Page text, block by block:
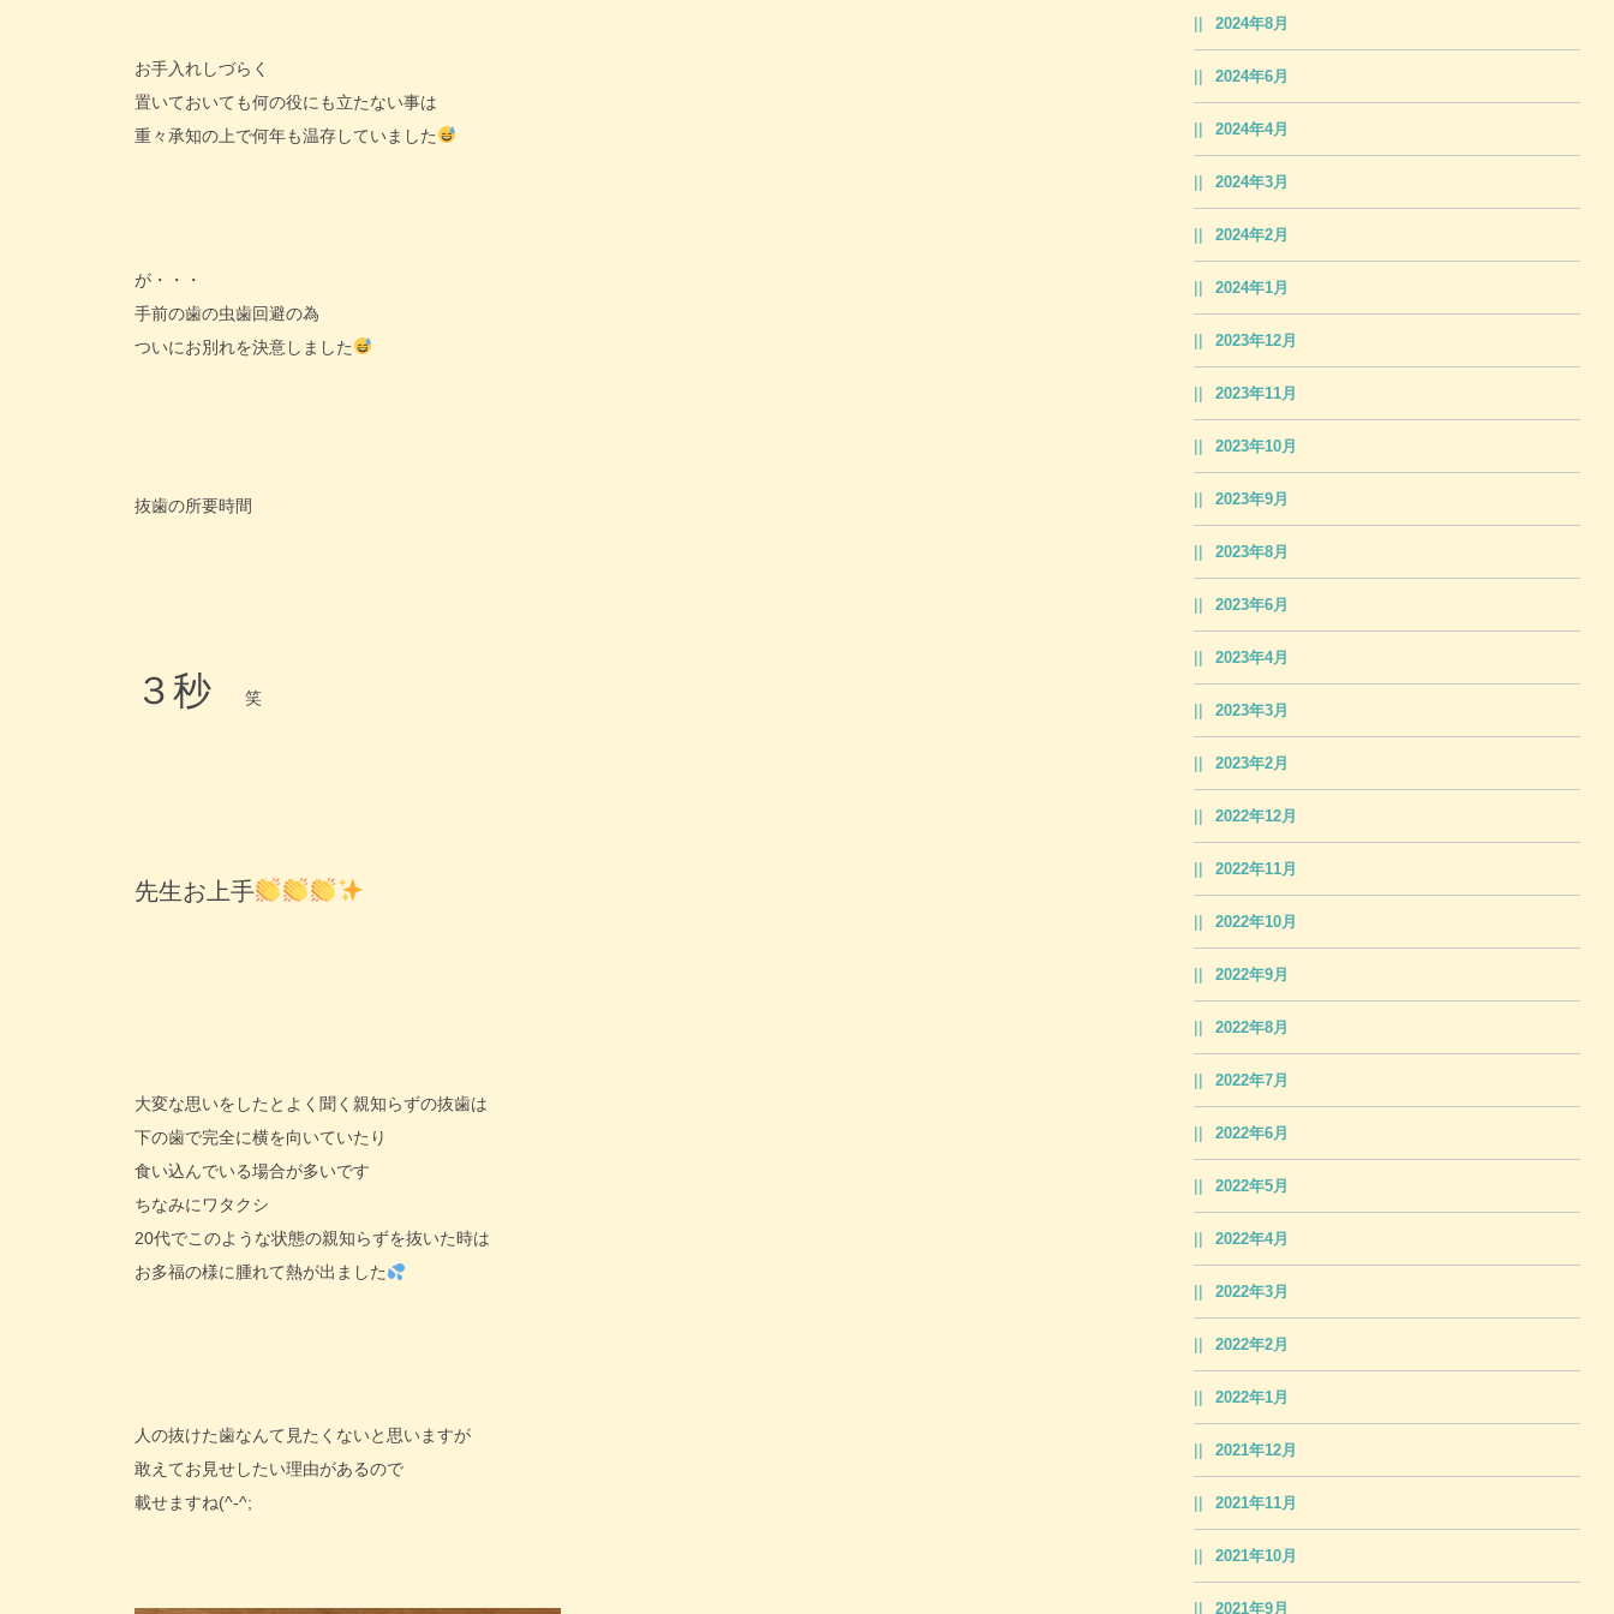
お手入れしづらく
置いておいても何の役にも立たない事は
重々承知の上で何年も温存していました
が・・・
手前の歯の虫歯回避の為
ついにお別れを決意しました
抜歯の所要時間
３秒 笑
先生お上手
大変な思いをしたとよく聞く親知らずの抜歯は
下の歯で完全に横を向いていたり
食い込んでいる場合が多いです
ちなみにワタクシ
20代でこのような状態の親知らずを抜いた時は
お多福の様に腫れて熱が出ました
人の抜けた歯なんて見たくないと思いますが
敢えてお見せしたい理由があるので
載せますね(^-^;
2024年8月
2024年6月
2024年4月
2024年3月
2024年2月
2024年1月
2023年12月
2023年11月
2023年10月
2023年9月
2023年8月
2023年6月
2023年4月
2023年3月
2023年2月
2022年12月
2022年11月
2022年10月
2022年9月
2022年8月
2022年7月
2022年6月
2022年5月
2022年4月
2022年3月
2022年2月
2022年1月
2021年12月
2021年11月
2021年10月
2021年9月